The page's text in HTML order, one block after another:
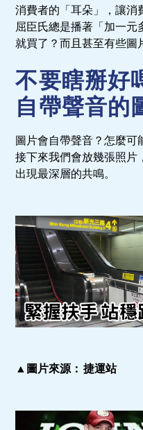
消費者的「耳朵」，讓消
屈臣氏總是播著「加一元
就買了？而且甚至有些圖
不要瞎掰好
自帶聲音的
圖片會自帶聲音？怎麼可
接下來我們會放幾張照片
出現最深層的共鳴。
▲圖片來源： 捷運站